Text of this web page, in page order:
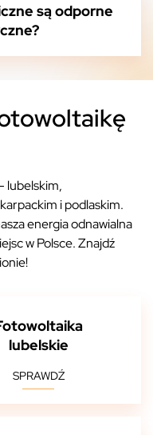
są odporne
lubelskim,
i podlaskim.
energia odnawialna
w Polsce. Znajdź
lubelskie
SPRAWDŹ